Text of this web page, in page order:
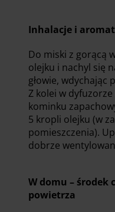
Inhalacje i
Do miski z gorącą
olejku i nachyl się
głowie, wdychając
Z kolei w
kominku
5 kropli olejku (w
pomieszczenia).
dobrze
W domu – środek
powietrza